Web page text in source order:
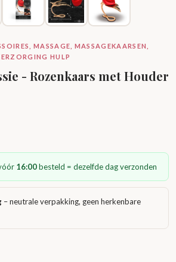
MASSAGE, MASSAGEKAARSEN,
HULP
- Rozenkaars met Houder
16:00besteld = dezelfde dag verzonden
– neutrale verpakking, geen herkenbare